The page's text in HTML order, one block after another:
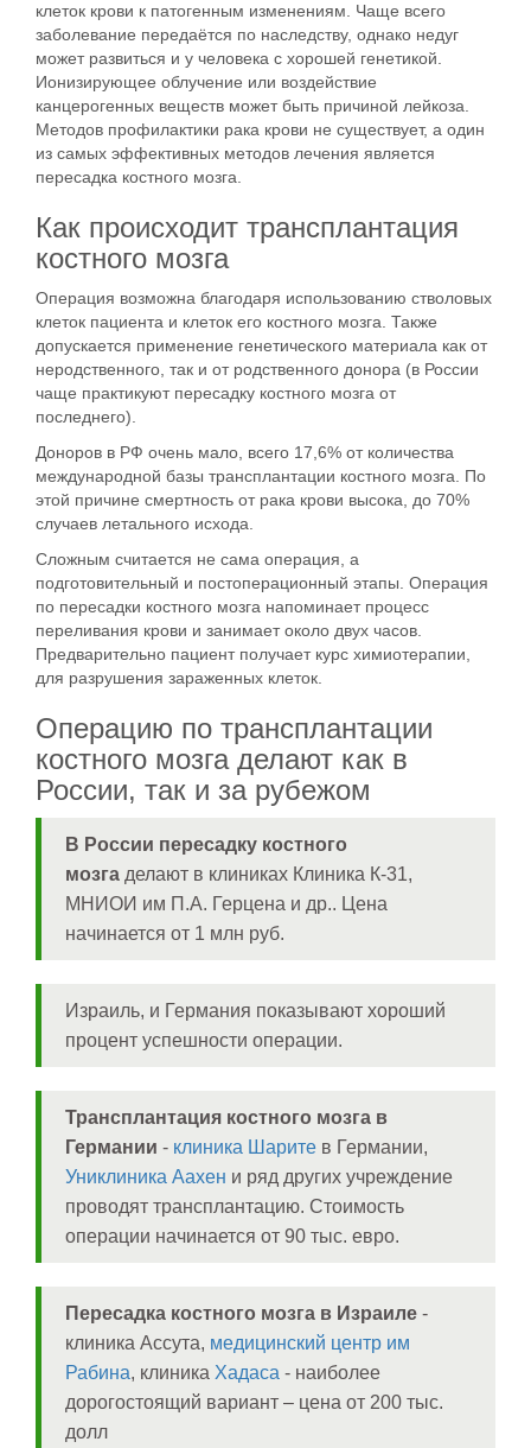
клеток крови к патогенным изменениям. Чаще всего
заболевание передаётся по наследству, однако недуг
может развиться и у человека с хорошей генетикой.
Ионизирующее облучение или воздействие
канцерогенных веществ может быть причиной лейкоза.
Методов профилактики рака крови не существует, а один
из самых эффективных методов лечения является
пересадка костного мозга.
Как происходит трансплантация
костного мозга
Операция возможна благодаря использованию стволовых
клеток пациента и клеток его костного мозга. Также
допускается применение генетического материала как от
неродственного, так и от родственного донора (в России
чаще практикуют пересадку костного мозга от
последнего).
Доноров в РФ очень мало, всего 17,6% от количества
международной базы трансплантации костного мозга. По
этой причине смертность от рака крови высока, до 70%
случаев летального исхода.
Сложным считается не сама операция, а
подготовительный и постоперационный этапы. Операция
по пересадки костного мозга напоминает процесс
переливания крови и занимает около двух часов.
Предварительно пациент получает курс химиотерапии,
для разрушения зараженных клеток.
Операцию по трансплантации
костного мозга делают как в
России, так и за рубежом
В России пересадку костного
мозга делают в клиниках Клиника К-31,
МНИОИ им П.А. Герцена и др.. Цена
начинается от 1 млн руб.
Израиль, и Германия показывают хороший
процент успешности операции.
Трансплантация костного мозга в
Германии - клиника Шарите в Германии,
Униклиника Аахен и ряд других учреждение
проводят трансплантацию. Стоимость
операции начинается от 90 тыс. евро.
Пересадка костного мозга в Израиле -
клиника Ассута, медицинский центр им
Рабина, клиника Хадаса - наиболее
дорогостоящий вариант – цена от 200 тыс.
долл